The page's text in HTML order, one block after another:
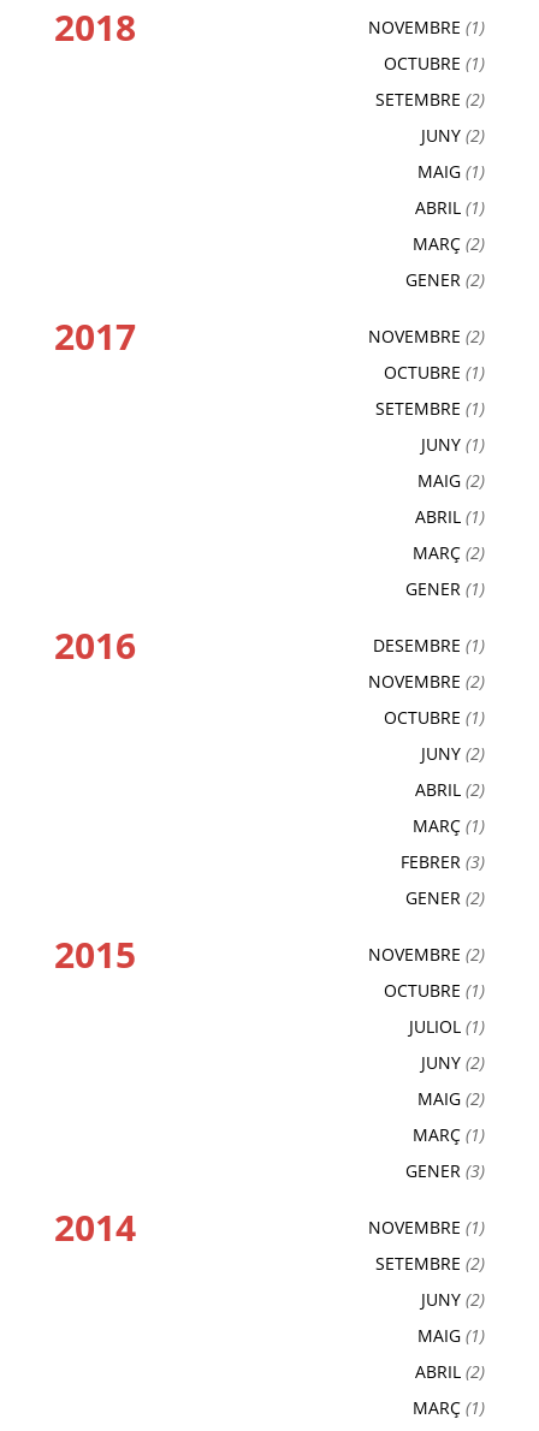
2018 NOVEMBRE (1)
OCTUBRE (1)
SETEMBRE (2)
JUNY (2)
MAIG (1)
ABRIL (1)
MARÇ (2)
GENER (2)
2017 NOVEMBRE (2)
OCTUBRE (1)
SETEMBRE (1)
JUNY (1)
MAIG (2)
ABRIL (1)
MARÇ (2)
GENER (1)
2016 DESEMBRE (1)
NOVEMBRE (2)
OCTUBRE (1)
JUNY (2)
ABRIL (2)
MARÇ (1)
FEBRER (3)
GENER (2)
2015 NOVEMBRE (2)
OCTUBRE (1)
JULIOL (1)
JUNY (2)
MAIG (2)
MARÇ (1)
GENER (3)
2014 NOVEMBRE (1)
SETEMBRE (2)
JUNY (2)
MAIG (1)
ABRIL (2)
MARÇ (1)